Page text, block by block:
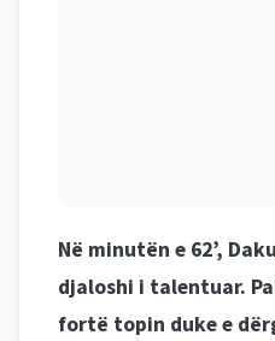
Në minutën e 62’,
djaloshi i talentuar.
fortë topin duke e